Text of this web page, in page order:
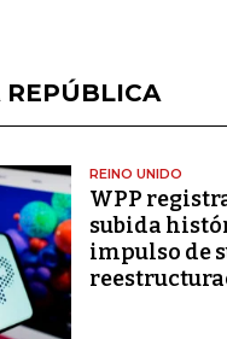
REPÚBLICA
REINO UNIDO
WPP
subida
impulso de